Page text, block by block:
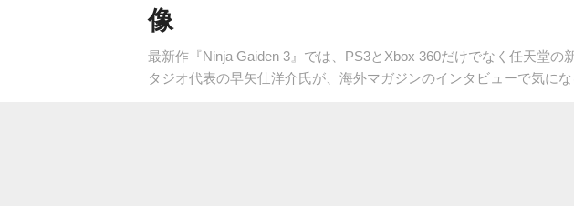
像
最新作『Ninja Gaiden 3』では、PS3とXbox 360だけでなく任天堂
タジオ代表の早矢仕洋介氏が、海外マガジンのインタビューで気に